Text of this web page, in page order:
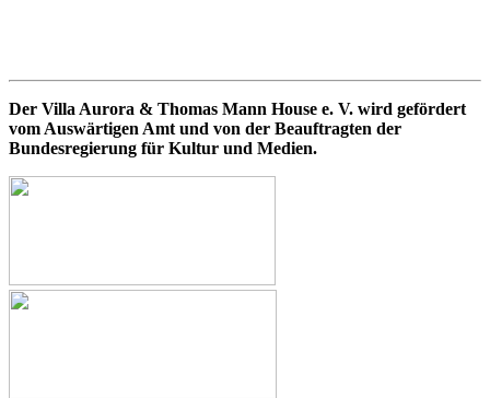
Der Villa Aurora & Thomas Mann House e. V. wird gefördert
vom Auswärtigen Amt und von der Beauftragten der
Bundesregierung für Kultur und Medien.